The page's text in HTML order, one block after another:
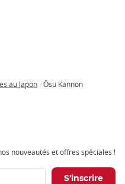
au Japon Ōsu Kannon
nouveautés et offres spéciales !